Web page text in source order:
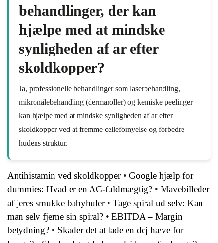
behandlinger, der kan
hjælpe med at mindske
synligheden af ar efter
skoldkopper?
Ja, professionelle behandlinger som laserbehandling,
mikronålebehandling (dermaroller) og kemiske peelinger
kan hjælpe med at mindske synligheden af ar efter
skoldkopper ved at fremme cellefornyelse og forbedre
hudens struktur.
Antihistamin ved skoldkopper• Google hjælp for
dummies: Hvad er en AC-fuldmægtig? • Mavebilleder
af jeres smukke babyhuler• Tage spiral ud selv: Kan
man selv fjerne sin spiral? • EBITDA – Margin
betydning? • Skader det at lade en dej hæve for